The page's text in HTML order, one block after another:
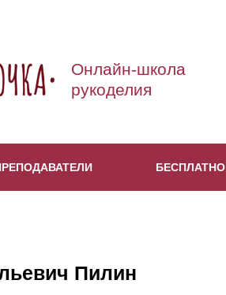
Онлайн-школа
рукоделия
БЕСПЛАТНО
Пилин